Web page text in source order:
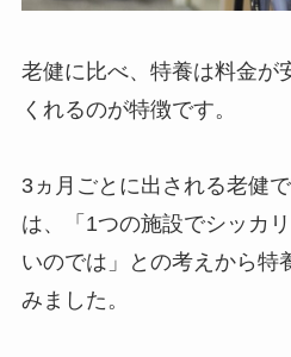
老健に比べ、特養は料金が
くれるのが特徴です。
3ヵ月ごとに出される老健
は、「1つの施設でシッカ
いのでは」との考えから特
みました。